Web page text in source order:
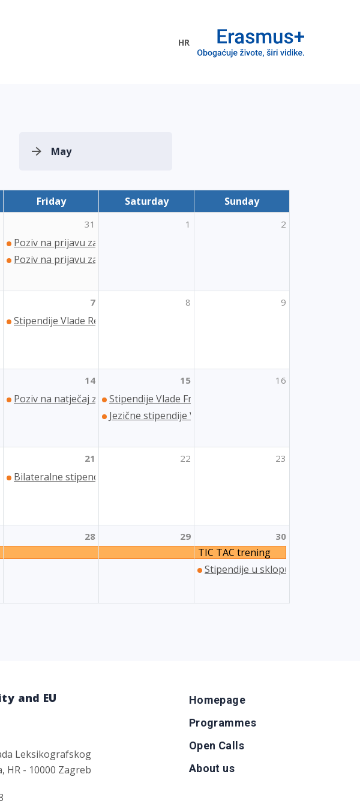
HR
May
Friday Saturday Sunday
31
Poziv na prijavu za sudjelovanje na TCA seminaru “Embracing Diversity:
Poziv na prijavu za sudjelovanje na TCA seminaru u Nizozemskoj za
1 2
7
Stipendije Vlade Republike Poljske u akademskoj godini 2023./2024.
8 9
14
Poziv na natječaj za organizacije civilnog društva
15
Stipendije Vlade Francuske Republike za studij i
Jezične stipendije Vlade Francuske Republike u 2023.
16
21
Bilateralne stipendije Republike Bugarske za ljetne seminare bugarskoga
22 23
obrazovanja i mladih
28 29 30
TIC TAC trening
Stipendije u sklopu Nacionalnoga
and EU
Leksikografskog
HR - 10000 Zagreb
Homepage
Programmes
Open Calls
About us